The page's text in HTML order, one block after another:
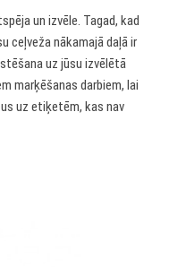
un izvēle. Tagad, kad
ceļveža nākamajā daļā ir
uz jūsu izvēlētā
marķēšanas darbiem, lai
uz etiķetēm, kas nav